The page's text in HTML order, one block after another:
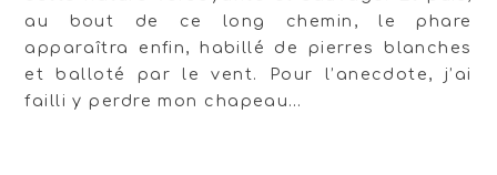
au bout de ce long chemin, le phare
apparaîtra enfin, habillé de pierres blanches
et balloté par le vent. Pour l’anecdote, j’ai
failli y perdre mon chapeau…